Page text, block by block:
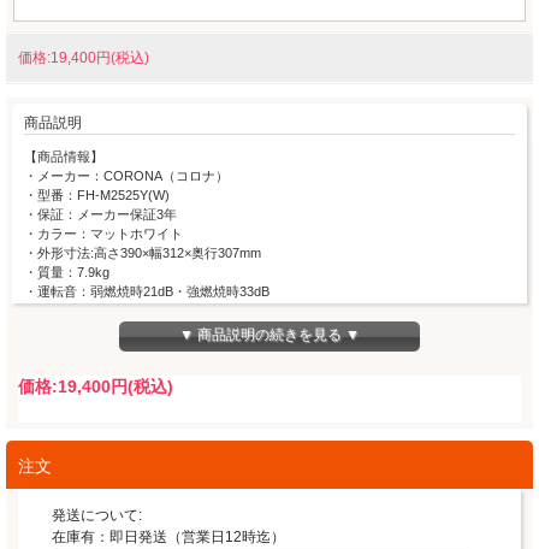
価格:19,400円(税込)
商品説明
【商品情報】
・メーカー：CORONA（コロナ）
・型番：FH-M2525Y(W)
・保証：メーカー保証3年
・カラー：マットホワイト
・外形寸法:高さ390×幅312×奥行307mm
・質量：7.9kg
・運転音：弱燃焼時21dB・強燃焼時33dB
・暖房目安：木造7畳まで、コンクリート（集合）9畳まで
火
高地切換、耐震自動消火装置、不完全燃焼防止装置
▼ 商品説明の続きを見る ▼
価格:19,400円(税込)
注文
発送について:
在庫有：即日発送（営業日12時迄）